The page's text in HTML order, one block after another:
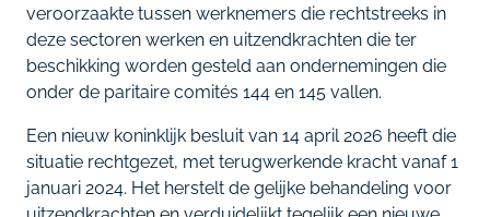
veroorzaakte tussen werknemers die rechtstreeks in
deze sectoren werken en uitzendkrachten die ter
beschikking worden gesteld aan ondernemingen die
onder de paritaire comités 144 en 145 vallen.
Een nieuw koninklijk besluit van 14 april 2026 heeft die
situatie rechtgezet, met terugwerkende kracht vanaf 1
januari 2024. Het herstelt de gelijke behandeling voor